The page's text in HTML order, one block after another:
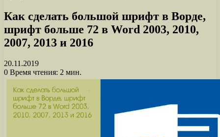
Как сделать большой шрифт в Ворде,
шрифт больше 72 в Word 2003, 2010,
2007, 2013 и 2016
20.11.2019
0 Время чтения: 2 мин.